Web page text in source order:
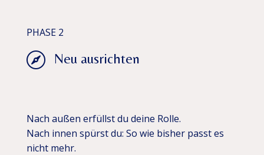
PHASE 2
 Neu ausrichten
Nach außen erfüllst du deine Rolle.
Nach innen spürst du: So wie bisher passt es
nicht mehr.